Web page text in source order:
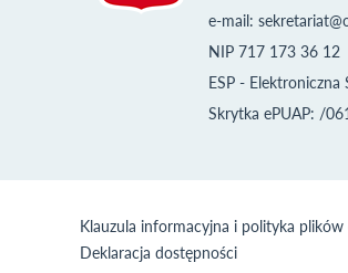
e-mail:
NIP 717 173 36 12
ESP - Elektroniczna
Skrytka ePUAP: /
Klauzula informacyjna i polityka plików
Deklaracja dostępności